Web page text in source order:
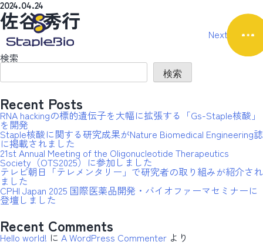
2024.04.24
佐谷 秀行
投
稿
ナ
ビ
ー
シ
ョ
ン
Next:
杉山 弘
検索
検索
Recent Posts
RNA hackingの標的遺伝子を大幅に拡張する「Gs-Staple核酸」
を開発
Staple核酸に関する研究成果がNature Biomedical Engineering誌
に掲載されました
21st Annual Meeting of the Oligonucleotide Therapeutics
Society（OTS2025）に参加しました
テレビ朝日「テレメンタリー」で研究者の取り組みが紹介され
ました
CPHI Japan 2025 国際医薬品開発・バイオファーマセミナーに
登壇しました
Recent Comments
Hello world! に A WordPress Commenter より